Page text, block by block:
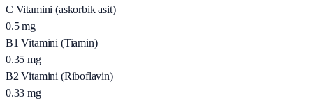
C Vitamini (askorbik asit)
0.5 mg
B1 Vitamini (Tiamin)
0.35 mg
B2 Vitamini (Riboflavin)
0.33 mg